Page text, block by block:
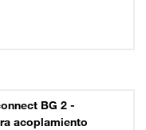
BG 2 -
acoplamiento